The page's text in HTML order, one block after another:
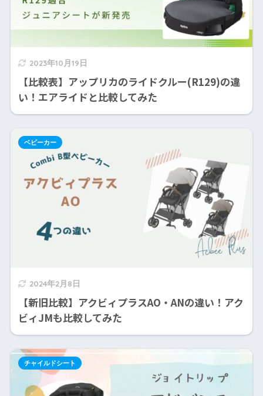
2023年10月19日
【比較表】アップリカのライドクルー(R129)の違
い！エアライドと比較してみた
2024年2月8日
【新旧比較】アクビィプラスAO・ANの違い！アク
ビィJMも比較してみた
ベビーカー
チャイルドシート